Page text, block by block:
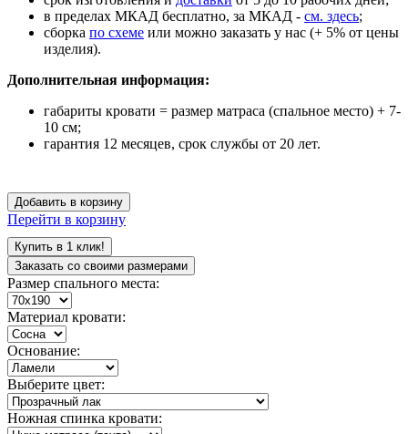
в пределах МКАД бесплатно, за МКАД - см. здесь;
сборка по схеме или можно заказать у нас (+ 5% от цены
изделия).
Дополнительная информация:
габариты кровати = размер матраса (спальное место) + 7-
10 см;
гарантия 12 месяцев, срок службы от 20 лет.
Добавить в корзину
Перейти в корзину
Купить в 1 клик!
Заказать со своими размерами
Размер спального места:
Материал кровати:
Основание:
Выберите цвет:
Ножная спинка кровати: